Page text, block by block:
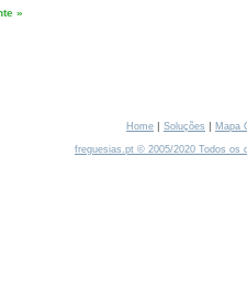
»
Home | Soluções | Mapa
freguesias.pt © 2005/2020 Todos os